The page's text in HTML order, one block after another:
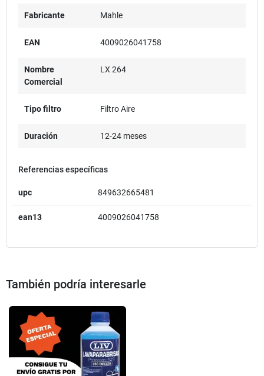
Fabricante Mahle
EAN 4009026041758
Nombre
Comercial
LX 264
Tipo filtro Filtro Aire
Duración 12-24 meses
Referencias específicas
upc 849632665481
ean13 4009026041758
También podría interesarle